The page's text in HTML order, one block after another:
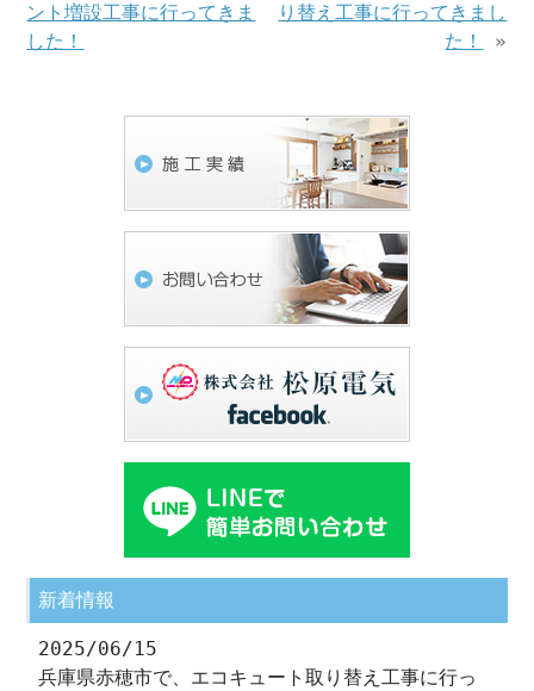
ント増設工事に行ってきま
した！
り替え工事に行ってきまし
た！
»
新着情報
2025/06/15
兵庫県赤穂市で、エコキュート取り替え工事に行っ